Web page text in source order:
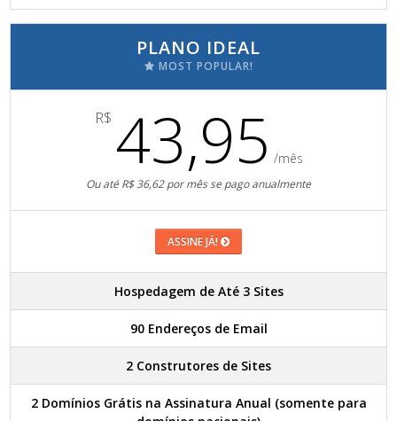
PLANO IDEAL
MOST POPULAR!
R$ 43,95 /mês
Ou até R$ 36,62 por mês se pago anualmente
ASSINE JÁ!
Hospedagem de Até 3 Sites
90 Endereços de Email
2 Construtores de Sites
2 Domínios Grátis na Assinatura Anual (somente para